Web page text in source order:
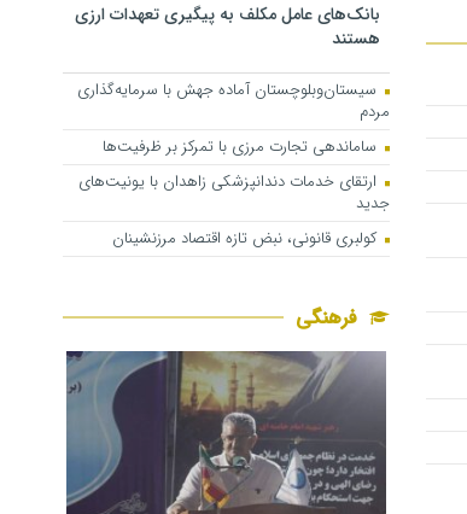
بانک‌های عامل مکلف به پیگیری تعهدات ارزی
هستند
سیستان‌وبلوچستان آماده جهش با سرمایه‌گذاری
مردم
ساماندهی تجارت مرزی با تمرکز بر ظرفیت‌ها
ارتقای خدمات دندانپزشکی زاهدان با یونیت‌های
جدید
کولبری قانونی، نبض تازه اقتصاد مرزنشینان
فرهنگی